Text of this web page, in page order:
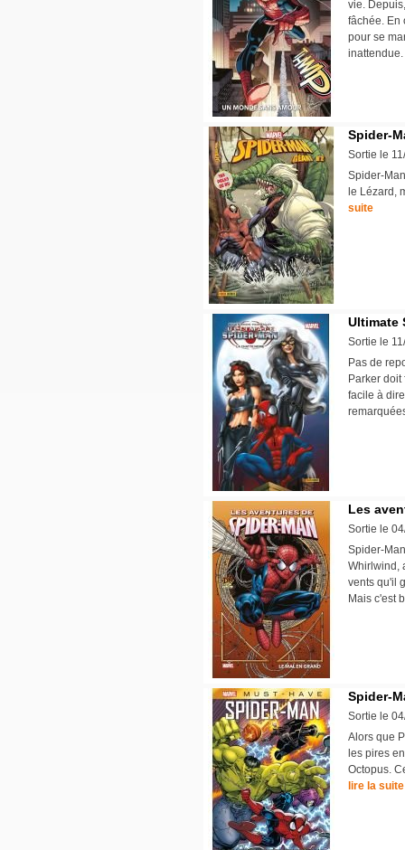
vie.
fâchée. En
pour se
Spider-
Sortie le
Spider-
le Lézard,
suite
Ultimate
Sortie le
Pas de
Parker
facile à
Les
Sortie le
Spider-
Whirlwind,
vents qu'il
Mais c'est
Spider-
Sortie le
Alors que
les pires
Octopus.
lire la suite